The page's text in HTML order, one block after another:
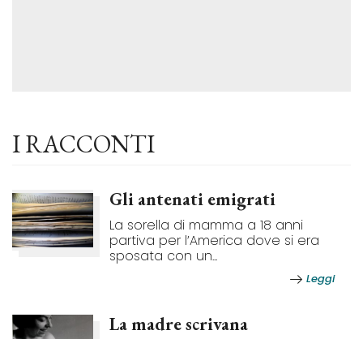
I RACCONTI
Gli antenati emigrati
La sorella di mamma a 18 anni
partiva per l’America dove si era
sposata con un...
Leggi
La madre scrivana